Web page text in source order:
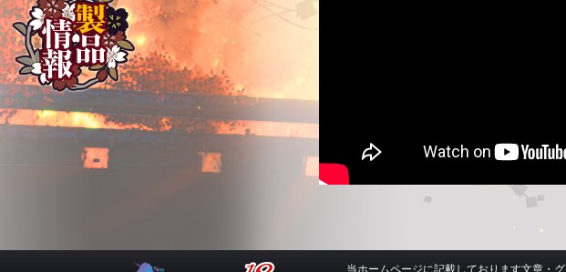
当ホームページに記載しております文章・